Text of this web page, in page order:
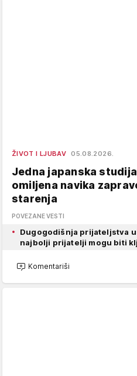
ŽIVOT I LJUBAV 05.08.2026.
Jedna japanska
omiljena navika
starenja
POVEZANE VESTI
Dugogodišnja prijateljstva
najbolji prijatelji mogu biti
Komentariši